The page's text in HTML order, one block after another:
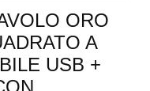
ORO
A
USB +